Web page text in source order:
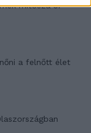
mítosza 3.
a felnőtt élet